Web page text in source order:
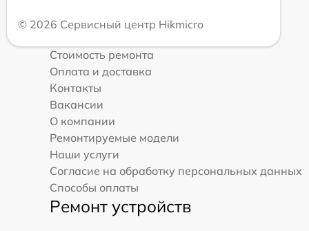
© 2026 Сервисный центр Hikmicro
Стоимость ремонта
Оплата и доставка
Контакты
Вакансии
О компании
Ремонтируемые модели
Наши услуги
Согласие на обработку персональных данных
Способы оплаты
Ремонт устройств